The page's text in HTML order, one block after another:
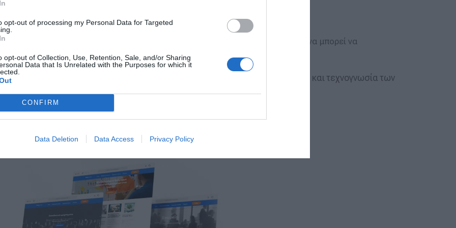
opt-out of processing my Personal Data for Targeted
opt-out of Collection, Use, Retention, Sale, and/or Sharing
Data that Is Unrelated with the Purposes for which it
CONFIRM
Data Deletion Data Access Privacy Policy
πλοήγησης, για άμεση πρόσβαση στο περιεχόμενο
έτσι ώστε μετά από σύντομη εκπαίδευση ο διαχειριστής της σελίδας να μπορεί να
του νέου δικτυακού τόπου.
τόπου
επιβεβαιώνει την ουσιαστική εξειδίκευση και τεχνογνωσία των
δικτυακών τόπων υψηλών προδιαγραφών & απόδοσης.
Business & IT Trainingστη σελίδαwww.primus-seminaria.gr.